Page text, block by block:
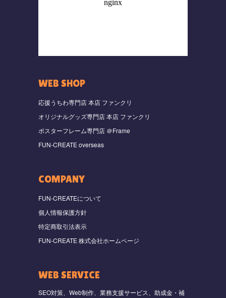
WEB SHOP
応援うちわ専門店 本店 ファンクリ
オリジナルグッズ専門店 本店 ファンクリ
ポスターフレーム専門店 ＠Frame
FUN-CREATE overseas
COMPANY
FUN-CREATEについて
個人情報保護方針
特定商取引法表示
FUN-CREATE 株式会社ホームページ
WEB SERVICE
SEO対策、Web制作、業務支援サービス、助成金・補